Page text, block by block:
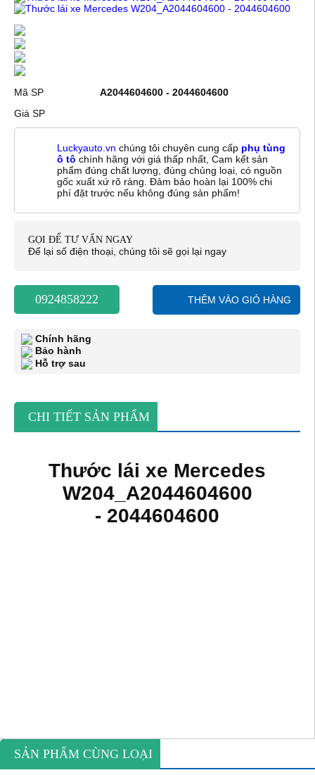
Mã SP
A2044604600 - 2044604600
Giá SP
Luckyauto.vn chúng tôi chuyên cung cấp phụ tùng
ô tô chính hãng với giá thấp nhất, Cam kết sản
phẩm đúng chất lượng, đúng chủng loại, có nguồn
gốc xuất xứ rõ ràng. Đảm bảo hoàn lại 100% chi
phí đặt trước nếu không đúng sản phẩm!
GỌI ĐỂ TƯ VẤN NGAY
Để lại số điện thoại, chúng tôi sẽ gọi lại ngay
0924858222 THÊM VÀO GIỎ HÀNG
Chính hãng
Bảo hành
Hỗ trợ sau
CHI TIẾT SẢN PHẨM
Thước lái xe Mercedes
W204_A2044604600
- 2044604600
SẢN PHẨM CÙNG LOẠI